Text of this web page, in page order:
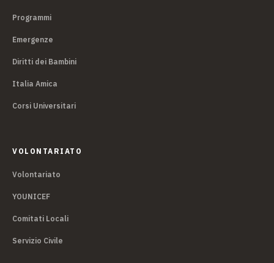
Programmi
Emergenze
Diritti dei Bambini
Italia Amica
Corsi Universitari
VOLONTARIATO
Volontariato
YOUNICEF
Comitati Locali
Servizio Civile